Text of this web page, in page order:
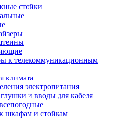
стойки
к телекоммуникационным
климата
электропитания
и вводы для кабеля
шкафам и стойкам